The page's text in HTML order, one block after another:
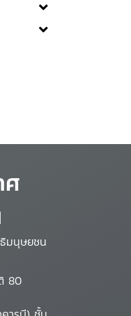
ศ
มนุษยชน
80